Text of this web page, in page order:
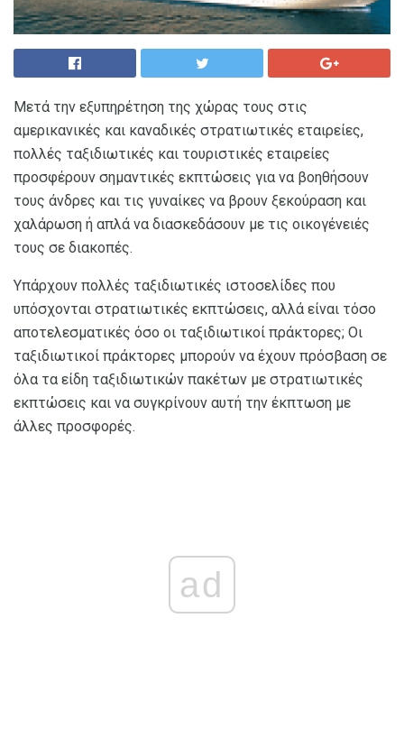
Μετά την εξυπηρέτηση της χώρας τους στις
αμερικανικές και καναδικές στρατιωτικές εταιρείες,
πολλές ταξιδιωτικές και τουριστικές εταιρείες
προσφέρουν σημαντικές εκπτώσεις για να βοηθήσουν
τους άνδρες και τις γυναίκες να βρουν ξεκούραση και
χαλάρωση ή απλά να διασκεδάσουν με τις οικογένειές
τους σε διακοπές.
Υπάρχουν πολλές ταξιδιωτικές ιστοσελίδες που
υπόσχονται στρατιωτικές εκπτώσεις, αλλά είναι τόσο
αποτελεσματικές όσο οι ταξιδιωτικοί πράκτορες; Οι
ταξιδιωτικοί πράκτορες μπορούν να έχουν πρόσβαση σε
όλα τα είδη ταξιδιωτικών πακέτων με στρατιωτικές
εκπτώσεις και να συγκρίνουν αυτή την έκπτωση με
άλλες προσφορές.
ad